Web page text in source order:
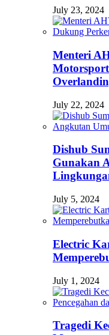
July 23, 2024
Menteri
July 22, 2024
Dishub
Gunakan
July 5, 2024
Electric
July 1, 2024
Tragedi